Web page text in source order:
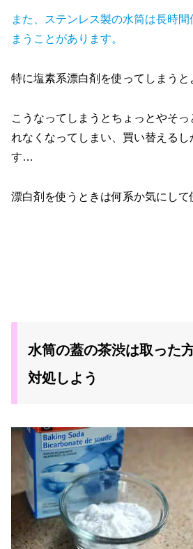
また、ステンレス製の水筒は長時
まうことがあります。
特に塩素系漂白剤を使ってしまうと
こうなってしまうとちょっとやそ
れなくなってしまい、買い替えるし
す…
漂白剤を使うときは何系か気にして
水筒の蓋の茶渋は取った
対処しよう